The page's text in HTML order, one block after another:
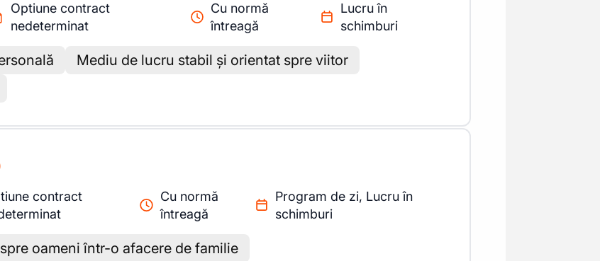
Optiune contract
nedeterminat
Cu normă
întreagă
Lucru în
schimburi
Mediu de lucru stabil și orientat spre viitor
contract
Cu normă
întreagă
Program de zi, Lucru în
schimburi
oameni într-o afacere de familie